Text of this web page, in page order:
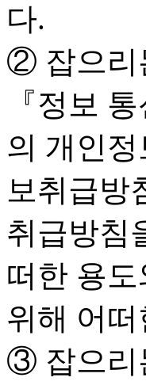
다.
② 잡으리
『정보
의 개인
보취급방
취급방침
떠한 용
위해 어
③ 잡으리